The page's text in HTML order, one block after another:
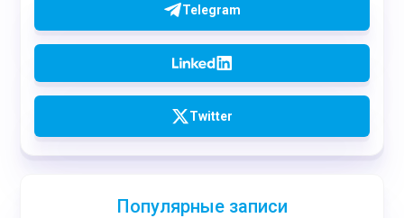
Telegram
Twitter
Популярные записи